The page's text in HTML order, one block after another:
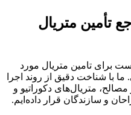
تأمین متریال
برای تامین متریال مورد
با شناخت دقیق از روند اجرا
متریال‌های دکوراتیو و
و سازندگان قرار داده‌ایم.